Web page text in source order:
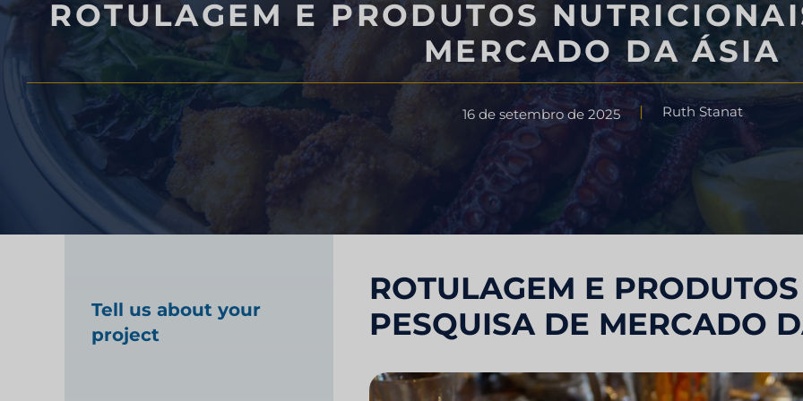
Teste de produto alimentício
Pesquisa de mercado do setor de
saúde
Pesquisa de mercado industrial
Consultoria estratégica
Teste de sabor
Pesquisa de avaliação de
ROTULAGEM E PRODUTOS
MERCADO DA ÁSIA
16 de setembro de 2025 Ruth Stanat
ROTULAGEM E
PESQUISA DE MERCADO
Tell us about your
project